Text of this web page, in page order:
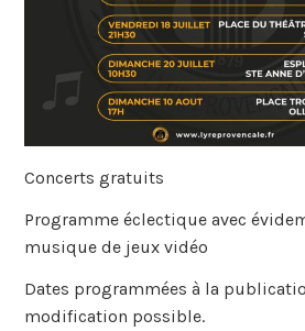
Concerts gratuits
Programme éclectique avec
musique de jeux vidéo
Dates programmées à la
modification possible.